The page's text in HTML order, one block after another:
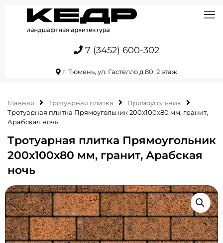
7 (3452) 600-302
г. Тюмень, ул. Гастелло д.80, 2 этаж
Главная Тротуарная плитка
Прямоугольник
Тротуарная плитка Прямоугольник 200х100х80 мм, гранит,
Арабская ночь
Тротуарная плитка Прямоугольник
200х100х80 мм, гранит, Арабская
ночь